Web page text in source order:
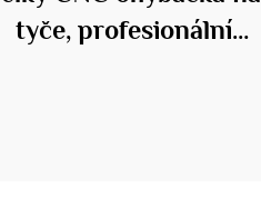
tyče, profesionální